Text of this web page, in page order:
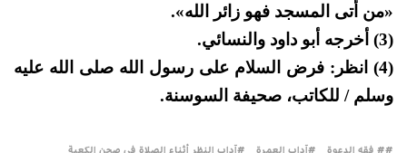
«من أتى المسجد فهو زائر الله».
(3) أخرجه أبو داود والنسائي.
(4) انظر: فرض السلام على رسول الله صلى الله عليه
وسلم / للكاتب، صحيفة السوسنة.
# فقه الدعوة آداب العمرة آداب النظر أثناء الصلاة في صحن الكعبة